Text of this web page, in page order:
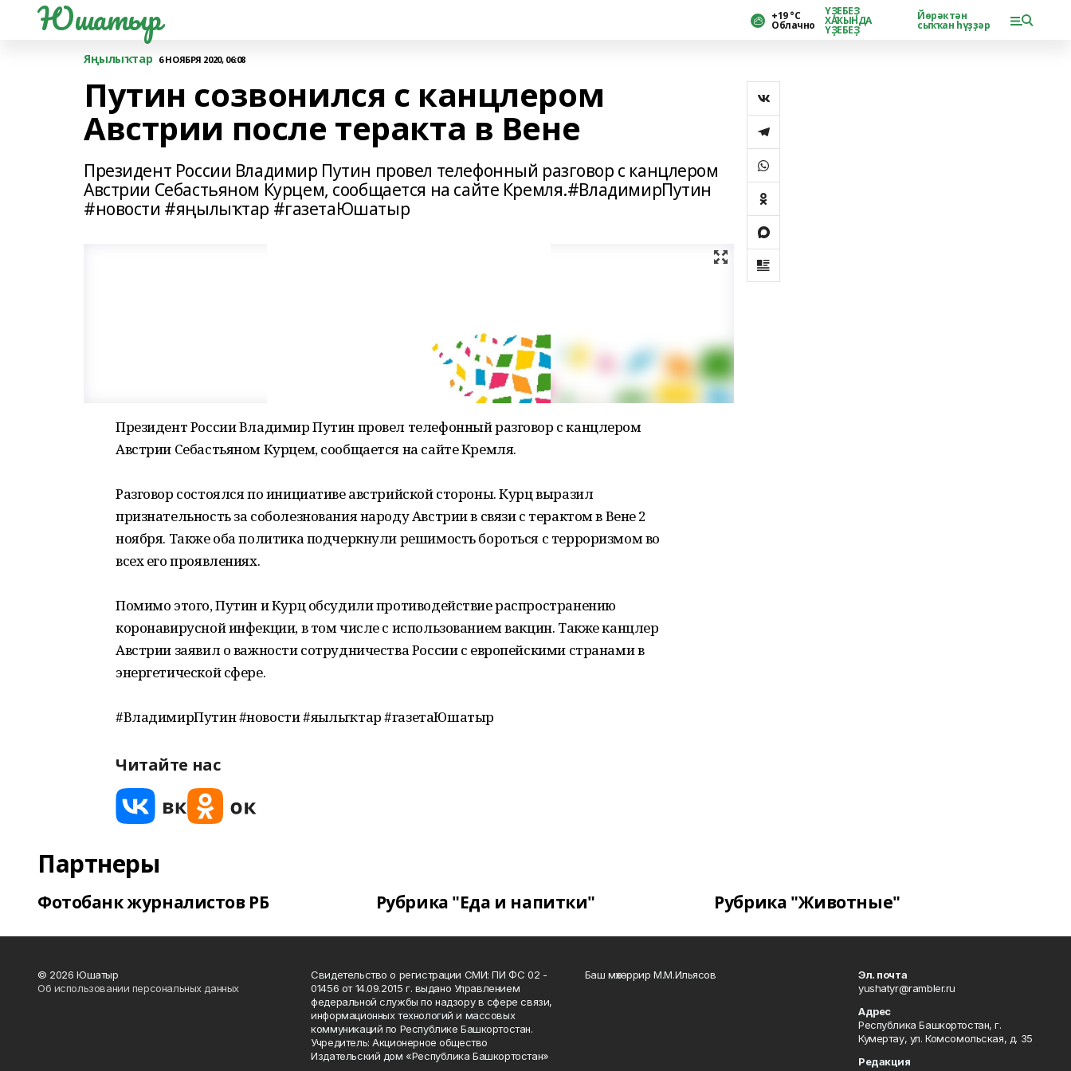
Юшатыр +19 °С
Облачно
ҮҘЕБЕҘ
ХАҠЫНДА
ҮҘЕБЕҘ
Йөрәктән
сыҡҡан һүҙҙәр
Яңылыҡтар 6 НОЯБРЯ 2020, 06:08
Путин созвонился с канцлером
Австрии после теракта в Вене
Президент России Владимир Путин провел телефонный разговор с канцлером
Австрии Себастьяном Курцем, сообщается на сайте Кремля.#ВладимирПутин
#новости #яңылыҡтар #газетаЮшатыр
Президент России Владимир Путин провел телефонный разговор с канцлером
Австрии Себастьяном Курцем, сообщается на сайте Кремля.
Разговор состоялся по инициативе австрийской стороны. Курц выразил
признательность за соболезнования народу Австрии в связи с терактом в Вене 2
ноября. Также оба политика подчеркнули решимость бороться с терроризмом во
всех его проявлениях.
Помимо этого, Путин и Курц обсудили противодействие распространению
коронавирусной инфекции, в том числе с использованием вакцин. Также канцлер
Австрии заявил о важности сотрудничества России с европейскими странами в
энергетической сфере.
#ВладимирПутин #новости #яңылыҡтар #газетаЮшатыр
Читайте нас
Партнеры
Фотобанк журналистов РБ Рубрика "Еда и напитки" Рубрика "Животные"
© 2026 Юшатыр
Об использовании персональных данных
Свидетельство о регистрации СМИ: ПИ ФС 02 -
01456 от 14.09.2015 г. выдано Управлением
федеральной службы по надзору в сфере связи,
информационных технологий и массовых
коммуникаций по Республике Башкортостан.
Учредитель: Акционерное общество
Издательский дом «Республика Башкортостан»
Баш мөхәррир М.М.Ильясов
Эл. почта
yushatyr@rambler.ru
Адрес
Республика Башкортостан, г.
Кумертау, ул. Комсомольская, д. 35
Редакция